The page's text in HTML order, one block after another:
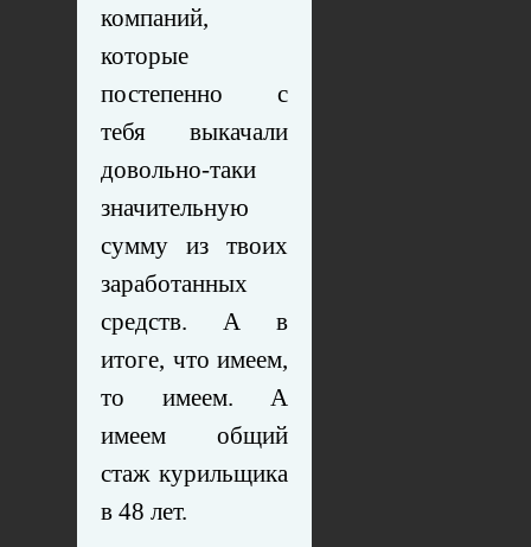
компаний,
которые
постепенно с
тебя выкачали
довольно-таки
значительную
сумму из твоих
заработанных
средств. А в
итоге, что имеем,
то имеем. А
имеем общий
стаж курильщика
в 48 лет.